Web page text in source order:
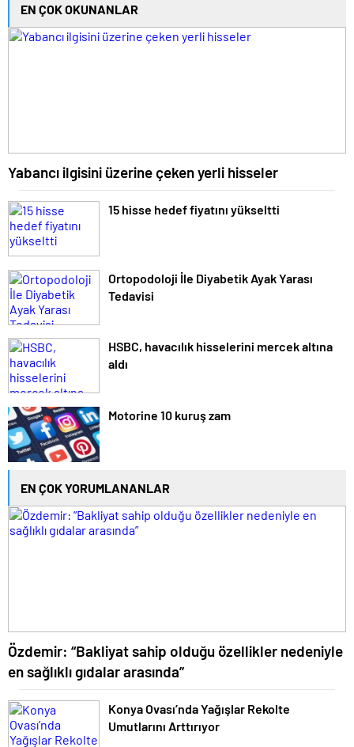
EN ÇOK OKUNANLAR
Yabancı ilgisini üzerine çeken yerli hisseler
15 hisse hedef fiyatını yükseltti
Ortopodoloji İle Diyabetik Ayak Yarası
Tedavisi
HSBC, havacılık hisselerini mercek altına
aldı
Motorine 10 kuruş zam
EN ÇOK YORUMLANANLAR
Özdemir: “Bakliyat sahip olduğu özellikler nedeniyle
en sağlıklı gıdalar arasında”
Konya Ovası’nda Yağışlar Rekolte
Umutlarını Arttırıyor